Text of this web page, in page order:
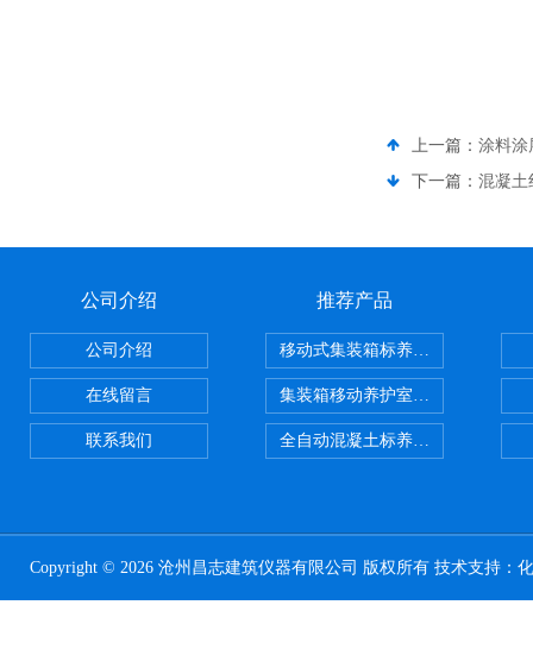
上一篇： 涂料涂
下一篇： 混凝土
公司介绍
公司介绍
在线留言
联系我们
推荐产品
移动式集装箱标养室 养护室设备
集装箱移动养护室 标养室
全自动混凝土标养室恒温恒湿设备
Copyright © 2026 沧州昌志建筑仪器有限公司 版权所有 技术支持：